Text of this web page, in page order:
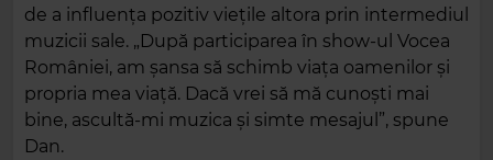
de a influența pozitiv viețile altora prin intermediul
muzicii sale. „După participarea în show-ul Vocea
României, am șansa să schimb viața oamenilor și
propria mea viață. Dacă vrei să mă cunoști mai
bine, ascultă-mi muzica și simte mesajul”, spune
Dan.